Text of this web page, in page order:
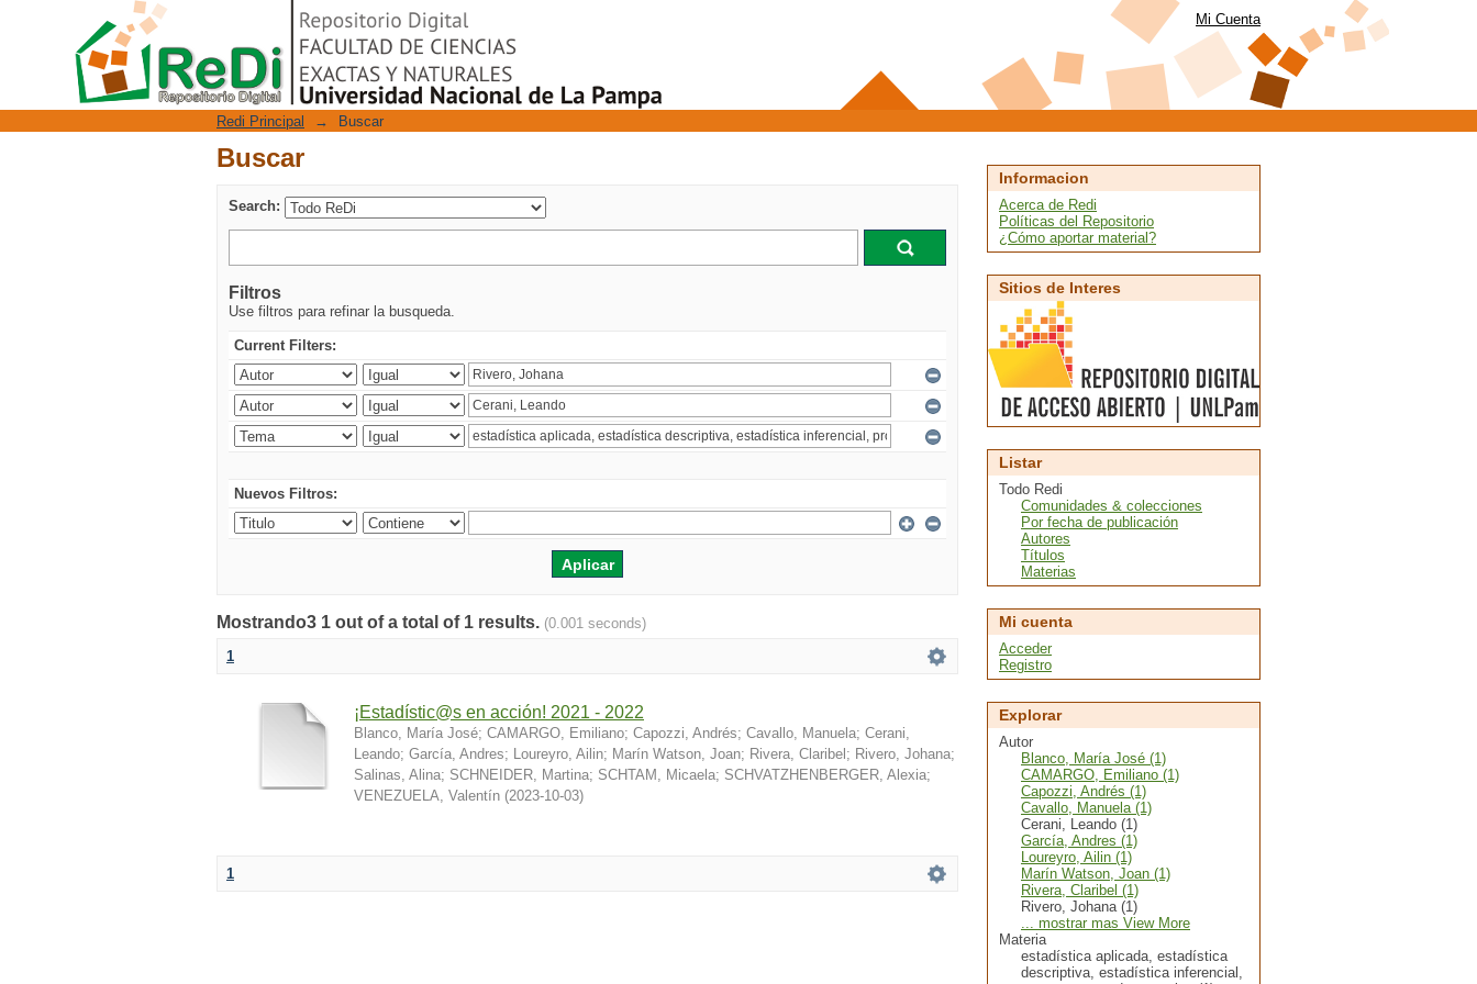
Buscar
Repositorio Digital Mi Cuenta
Redi Principal → Buscar
Buscar
Search:
Filtros
Use filtros para refinar la busqueda.
Current Filters:
Nuevos Filtros:
Mostrando3 1 out of a total of 1 results. (0.001 seconds)
1
¡Estadístic@s en acción! 2021 - 2022
Blanco, María José; CAMARGO, Emiliano; Capozzi, Andrés; Cavallo, Manuela; Cerani,
Leando; García, Andres; Loureyro, Ailin; Marín Watson, Joan; Rivera, Claribel ; Rivero, Johana;
Salinas, Alina; SCHNEIDER, Martina; SCHTAM, Micaela; SCHVATZHENBERGER, Alexia;
VENEZUELA, Valentín (2023-10-03)
1
Informacion
Acerca de Redi
Políticas del Repositorio
¿Cómo aportar material?
Sitios de Interes
Listar
Todo Redi
Comunidades & colecciones
Por fecha de publicación
Autores
Títulos
Materias
Mi cuenta
Acceder
Registro
Explorar
Autor
Blanco, María José (1)
CAMARGO, Emiliano (1)
Capozzi, Andrés (1)
Cavallo, Manuela (1)
Cerani, Leando (1)
García, Andres (1)
Loureyro, Ailin (1)
Marín Watson, Joan (1)
Rivera, Claribel (1)
Rivero, Johana (1)
... mostrar mas View More
Materia
estadística aplicada, estadística
descriptiva, estadística inferencial,